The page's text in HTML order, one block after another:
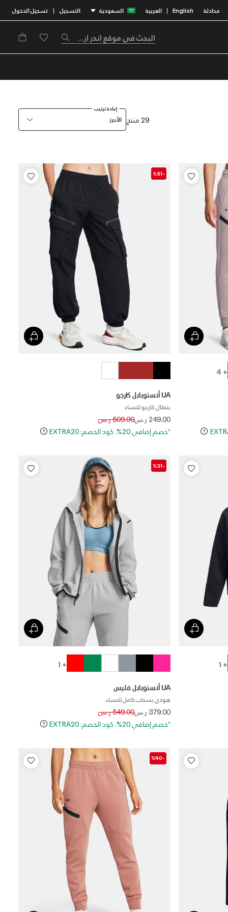
محادثة English
| العربية السعودية التسجيل | تسجيل الدخول
29 منتج
إعادة ترتيب
الأبرز
+ 4
-%51
UA أنستوبابل كارجو
بنطال كارجو للنساء
249.00 ر.سPrice reduced from
509.00 ر.سto
*خصم إضافي 20%. كود الخصم: EXTRA20
+ 1
-%31
+ 1
UA أنستوبابل فليس
هودي بسحاب كامل للنساء
379.00 ر.سPrice reduced from
549.00 ر.سto
*خصم إضافي 20%. كود الخصم: EXTRA20
-%40